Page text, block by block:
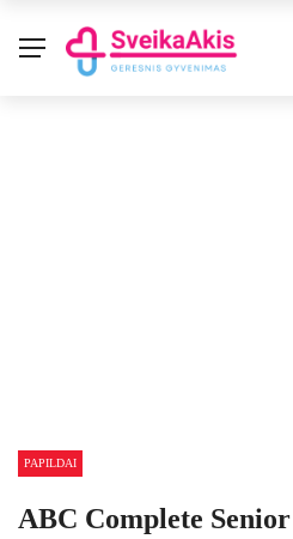
PAPILDAI
ABC Complete